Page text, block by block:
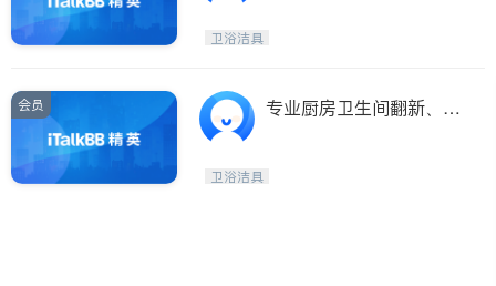
卫浴洁具
会员
专业厨房卫生间翻新、粉
卫浴洁具